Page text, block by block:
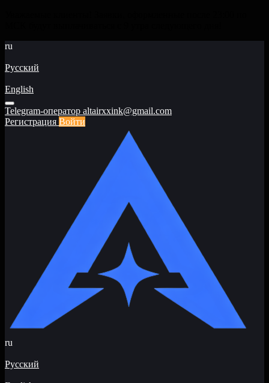
ru
Русский
English
Telegram-оператор altairxxink@gmail.com
Регистрация Войти
ru
Русский